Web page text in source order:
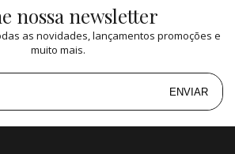
=R$ 34.900,00
=R$ 34.896,51
nossa newsletter
as novidades, lançamentos promoções e
muito mais.
ENVIAR